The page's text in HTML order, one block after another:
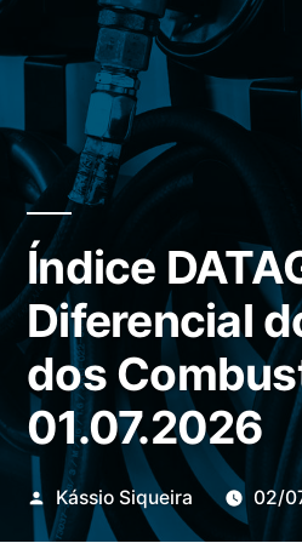
Índice
Diferencial
dos
01.07.2026
Publicado
por
Kássio Siqueira 02/